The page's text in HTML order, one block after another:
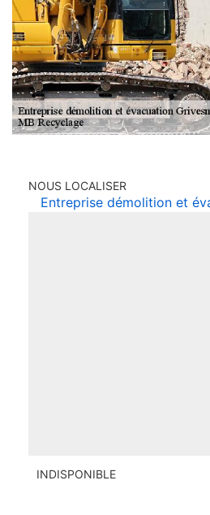
NOUS LOCALISER
Entreprise démolition et
INDISPONIBLE